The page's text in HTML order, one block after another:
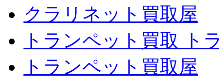
クラリネット買取屋
トランペット買取 ト
トランペット買取屋